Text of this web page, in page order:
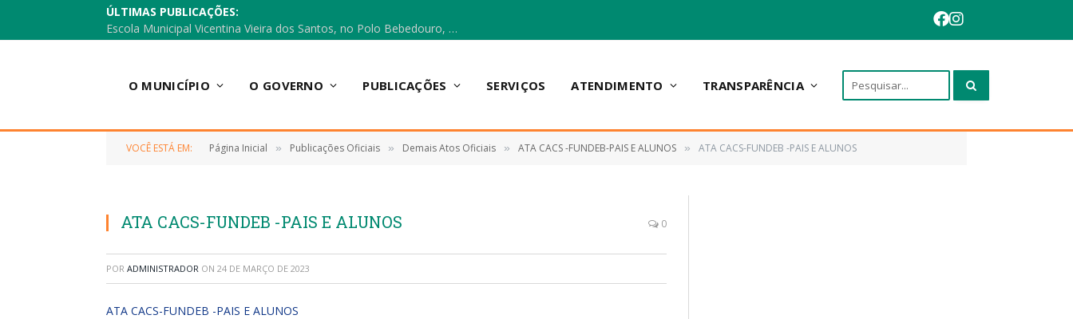
ÚLTIMAS PUBLICAÇÕES:
Escola Municipal Vicentina Vieira dos Santos, no Polo Bebedouro, recebeu materiais para a implantação do Cantinho da Leitura e da Sala Multidisciplinar.
O MUNICÍPIO O GOVERNO PUBLICAÇÕES SERVIÇOS ATENDIMENTO TRANSPARÊNCIA
VOCÊ ESTÁ EM: Página Inicial » Publicações Oficiais » Demais Atos Oficiais » ATA CACS -FUNDEB-PAIS E ALUNOS » ATA CACS-FUNDEB -PAIS E ALUNOS
ATA CACS-FUNDEB -PAIS E ALUNOS 0
POR ADMINISTRADOR ON 24 DE MARÇO DE 2023
ATA CACS-FUNDEB -PAIS E ALUNOS